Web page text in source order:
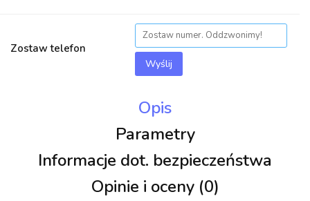
Zostaw telefon
Wyślij
Opis
Parametry
Informacje dot. bezpieczeństwa
Opinie i oceny (0)